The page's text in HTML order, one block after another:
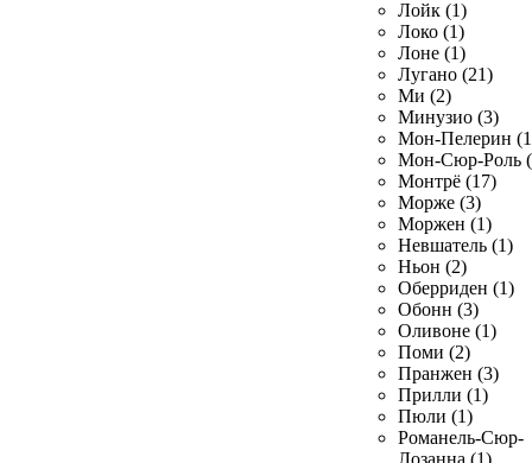
Лойк (1)
Локо (1)
Лоне (1)
Лугано (21)
Ми (2)
Минузио (3)
Мон-Пелерин
Мон-Сюр-Роль
Монтрё (17)
Морже (3)
Моржен (1)
Невшатель (1)
Ньон (2)
Оберриден (1)
Обонн (3)
Оливоне (1)
Поми (2)
Пранжен (3)
Прилли (1)
Пюли (1)
Романель-Сюр-
Лозанна (1)